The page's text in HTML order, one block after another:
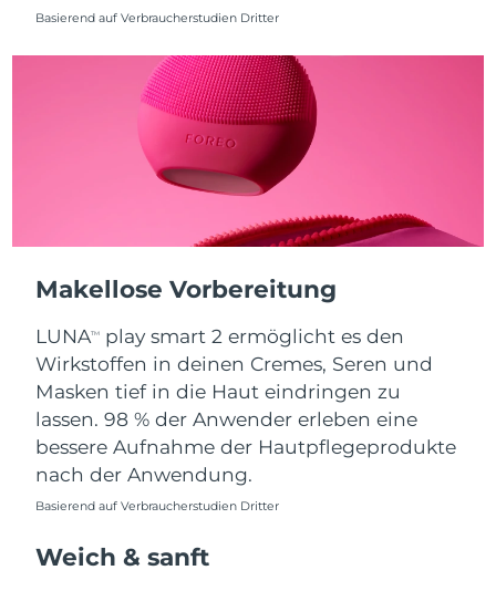
Basierend auf Verbraucherstudien Dritter
Makellose Vorbereitung
LUNATM
play smart 2 ermöglicht es den
Wirkstoffen in deinen Cremes, Seren und
Masken tief in die Haut eindringen zu
lassen. 98 % der Anwender erleben eine
bessere Aufnahme der Hautpflegeprodukte
nach der Anwendung.
Basierend auf Verbraucherstudien Dritter
Weich & sanft
Schweden Erwartete Lieferung
Erwartete Lieferung
Erwartete Lieferung
Erwartete Lieferung
Erwartete Lieferung8/11/26
Vereinigte Arabische
Emirate
Erwartete Lieferung
Vereinigtes
Königreich
Erwartete Lieferung8/10/26
Vereinigte Staaten Erwartete Lieferung8/11/26
Usbekistan